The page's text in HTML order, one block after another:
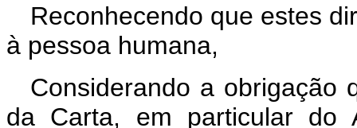
Reconhecendo que estes
à pessoa humana,
Considerando a obrigação
da Carta, em particular do